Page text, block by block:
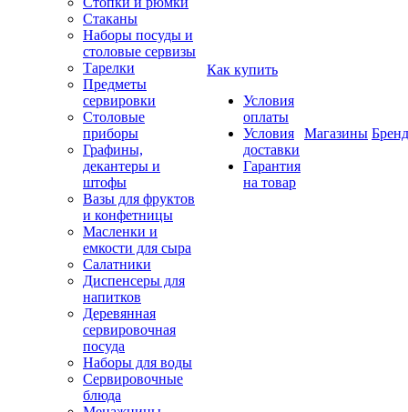
Стаканы
Наборы посуды и
столовые сервизы
Тарелки
Предметы
сервировки
Столовые
приборы
Графины,
декантеры и
штофы
Вазы для фруктов
и конфетницы
Масленки и
емкости для сыра
Салатники
Диспенсеры для
напитков
Деревянная
сервировочная
посуда
Наборы для воды
Сервировочные
блюда
Как купить
Условия
оплаты
Условия
доставки
Гарантия
на товар
Магазины